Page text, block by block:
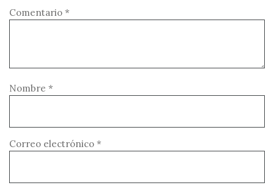
Comentario *
Nombre *
Correo electrónico *